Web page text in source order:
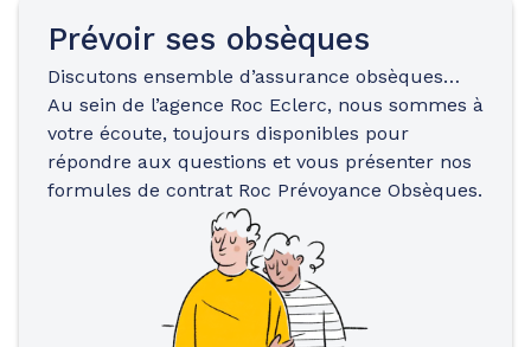
Prévoir ses obsèques
Discutons ensemble d’assurance obsèques…
Au sein de l’agence Roc Eclerc, nous sommes à
votre écoute, toujours disponibles pour
répondre aux questions et vous présenter nos
formules de contrat Roc Prévoyance Obsèques.